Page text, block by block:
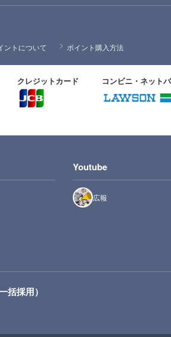
ントについて ポイント購入方法
クレジットカード コンビニ・ネット
Youtube
広報
括採用）